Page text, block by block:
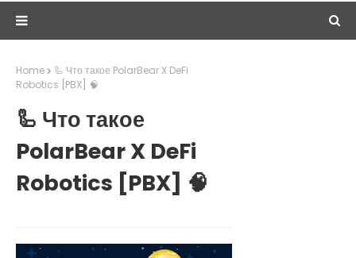
Home
🦾 Что такое PolarBear X DeFi
Robotics [PBX] 🧠
🦾 Что такое
PolarBear X DeFi
Robotics [PBX] 🧠